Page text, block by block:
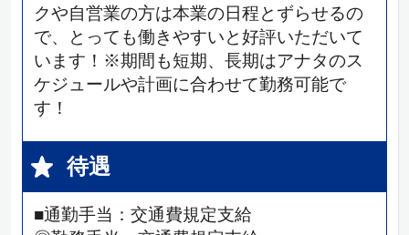
クや自営業の方は本業の日程とずらせるの
で、とっても働きやすいと好評いただいて
います！※期間も短期、長期はアナタのス
ケジュールや計画に合わせて勤務可能で
す！
待遇
■通勤手当：交通費規定支給